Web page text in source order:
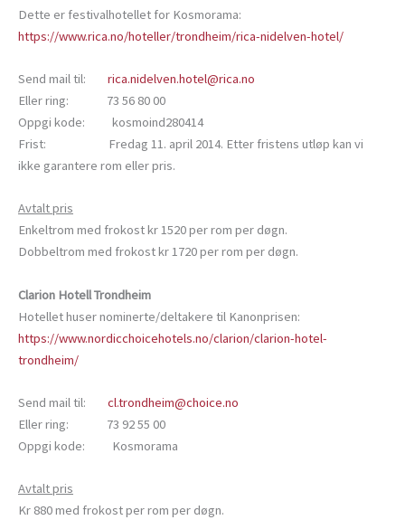
Dette er festivalhotellet for Kosmorama:
https://www.rica.no/hoteller/trondheim/rica-nidelven-hotel/
Send mail til: rica.nidelven.hotel@rica.no
Eller ring: 73 56 80 00
Oppgi kode: kosmoind280414
Frist: Fredag 11. april 2014. Etter fristens utløp kan vi
ikke garantere rom eller pris.
Avtalt pris
Enkeltrom med frokost kr 1520 per rom per døgn.
Dobbeltrom med frokost kr 1720 per rom per døgn.
Clarion Hotell Trondheim
Hotellet huser nominerte/deltakere til Kanonprisen:
https://www.nordicchoicehotels.no/clarion/clarion-hotel-
trondheim/
Send mail til: cl.trondheim@choice.no
Eller ring: 73 92 55 00
Oppgi kode: Kosmorama
Avtalt pris
Kr 880 med frokost per rom per døgn.